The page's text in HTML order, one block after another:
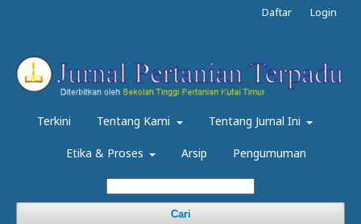
Terkini Tentang Kami Tentang Jurnal Ini
Etika & Proses Arsip Pengumuman
Cari
Daftar Login